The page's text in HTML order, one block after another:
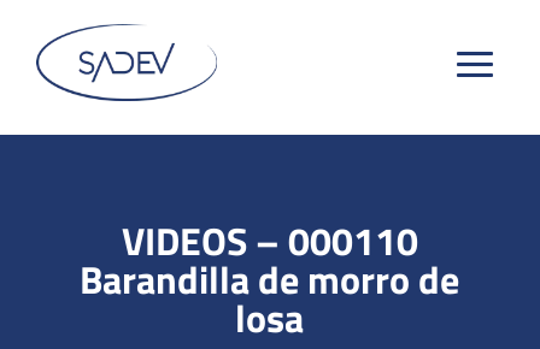
VIDEOS – 000110
Barandilla de morro de
losa